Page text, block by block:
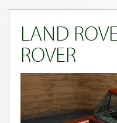
LAND
ROVER